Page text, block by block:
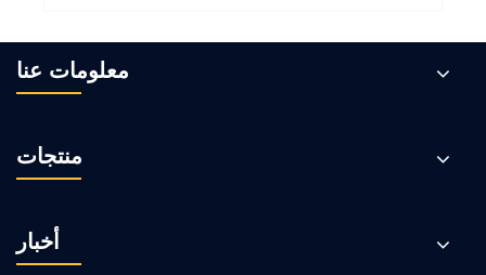
معلومات عنا
منتجات
أخبار